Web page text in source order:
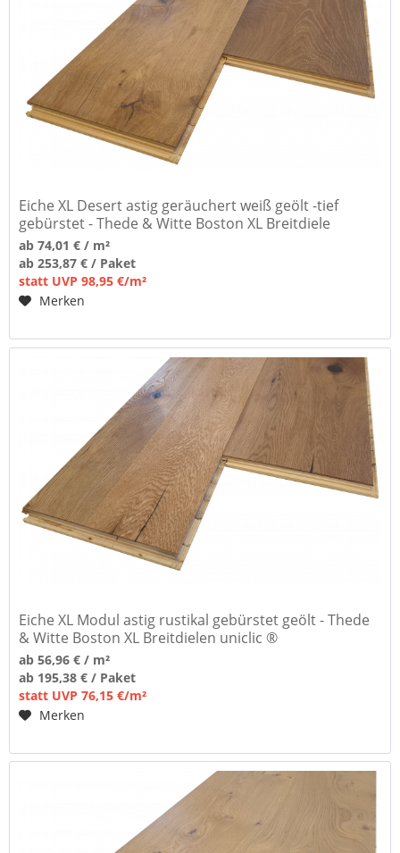
Eiche XL Desert astig geräuchert weiß geölt -tief
gebürstet - Thede & Witte Boston XL Breitdiele
ab 74,01 € / m²
ab 253,87 € / Paket
statt UVP 98,95 €/m²
Merken
Eiche XL Modul astig rustikal gebürstet geölt - Thede
& Witte Boston XL Breitdielen uniclic ®
ab 56,96 € / m²
ab 195,38 € / Paket
statt UVP 76,15 €/m²
Merken